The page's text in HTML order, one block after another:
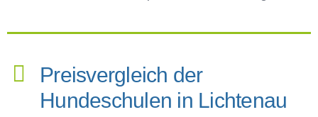
Preisvergleich der
Hundeschulen in Lichtenau